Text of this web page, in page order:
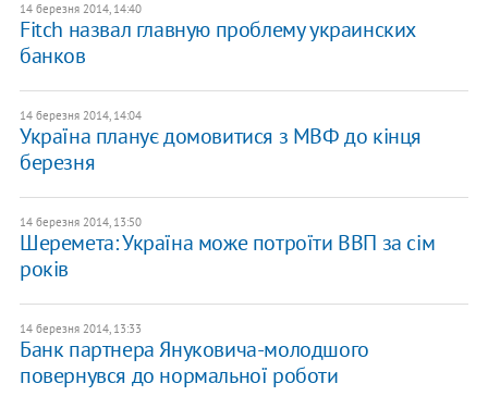
14 березня 2014, 14:40
Fitch назвал главную проблему украинских
банков
14 березня 2014, 14:04
Україна планує домовитися з МВФ до кінця
березня
14 березня 2014, 13:50
Шеремета: Україна може потроїти ВВП за сім
років
14 березня 2014, 13:33
Банк партнера Януковича-молодшого
повернувся до нормальної роботи